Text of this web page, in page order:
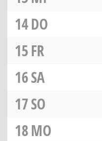
14DO
15FR
16SA
17SO
18MO